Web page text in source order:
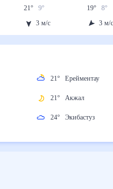
21° 9°
3 м/с
19° 8°
3 м/
21° Ерейментау
21° Акжал
24° Экибастуз